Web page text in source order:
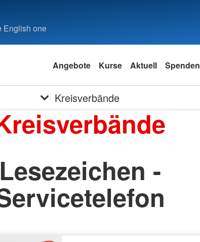
English one
Angebote Kurse Aktuell Spenden
Kreisverbände
Lesezeichen -